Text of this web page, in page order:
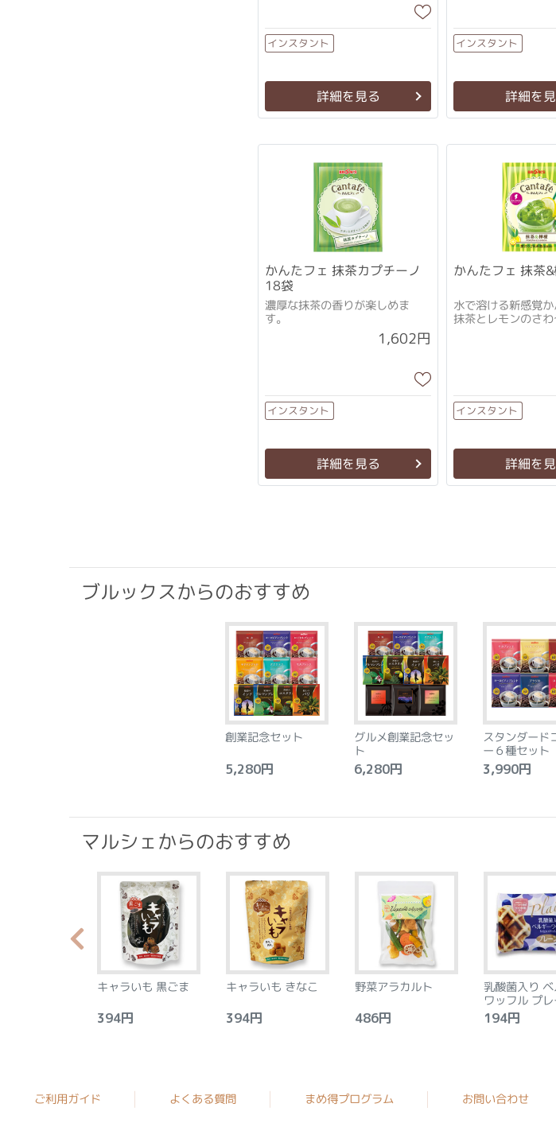
インスタント
詳細を見る
インスタント
詳細を
かんたフェ 抹茶カプチーノ
18袋
濃厚な抹茶の香りが楽しめま
す。
1,602円
インスタント
詳細を見る
かんたフェ 抹茶
水で溶ける新感覚か
抹茶とレモンのさ
インスタント
詳細を
ブルックスからのおすすめ
創業記念セット
5,280円
グルメ創業記念セッ
ト
6,280円
スタンダード
ー６種セット
3,990円
マルシェからのおすすめ
キャラいも 黒ごま
394円
キャラいも きなこ
394円
野菜アラカルト
486円
乳酸菌入り
ワッフル プ
194円
ご利用ガイド よくある質問 まめ得プログラム お問い合わせ